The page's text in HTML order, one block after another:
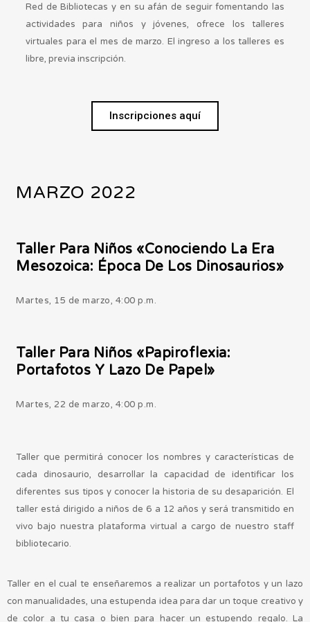
Red de Bibliotecas y en su afán de seguir fomentando las
actividades para niños y jóvenes, ofrece los talleres
virtuales para el mes de marzo. El ingreso a los talleres es
libre, previa inscripción.
Inscripciones aquí
MARZO 2022
Taller Para Niños «Conociendo La Era
Mesozoica: Época De Los Dinosaurios»
Martes, 15 de marzo, 4:00 p.m.
Taller Para Niños «Papiroflexia:
Portafotos Y Lazo De Papel»
Martes, 22 de marzo, 4:00 p.m.
Taller que permitirá conocer los nombres y características de
cada dinosaurio, desarrollar la capacidad de identificar los
diferentes sus tipos y conocer la historia de su desaparición. El
taller está dirigido a niños de 6 a 12 años y será transmitido en
vivo bajo nuestra plataforma virtual a cargo de nuestro staff
bibliotecario.
Taller en el cual te enseñaremos a realizar un portafotos y un lazo
con manualidades, una estupenda idea para dar un toque creativo y
de color a tu casa o bien para hacer un estupendo regalo. La